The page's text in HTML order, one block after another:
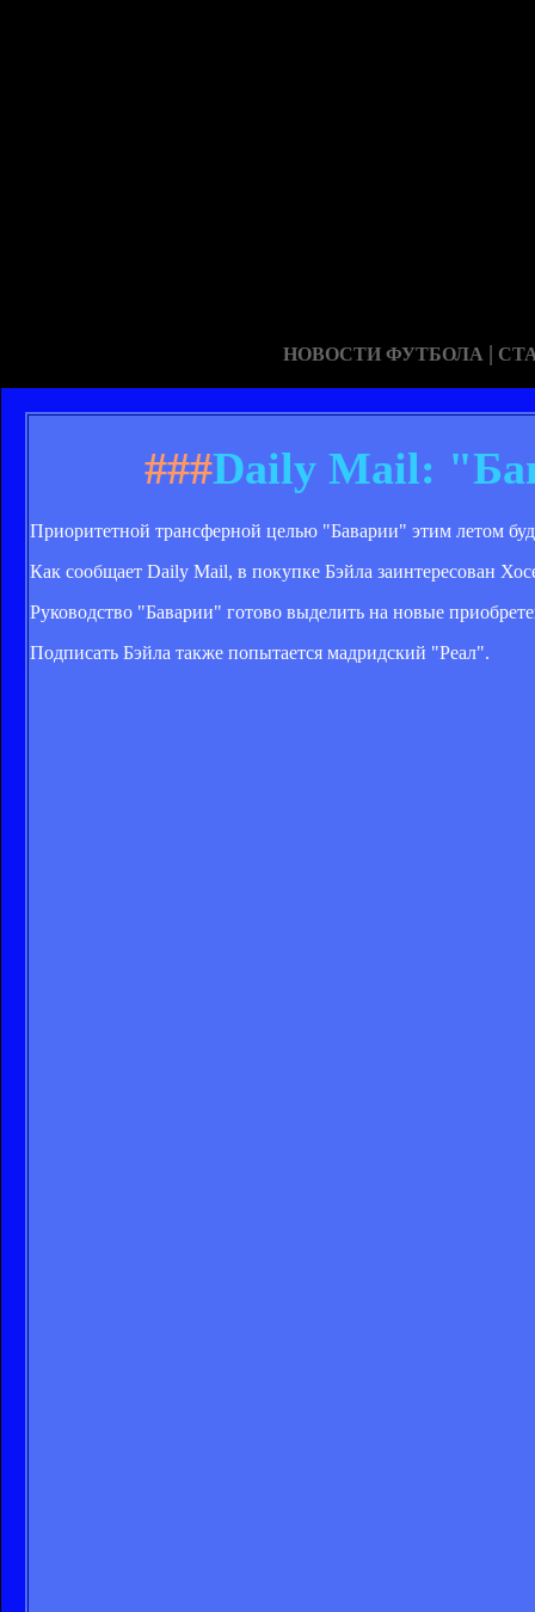
НОВОСТИ ФУТБОЛА |
###Daily Mail:
Приоритетной трансферной целью "Баварии" этим летом
Как сообщает Daily Mail, в покупке Бэйла заинтересован
Руководство "Баварии" готово выделить на новые
Подписать Бэйла также попытается мадридский "Реал".